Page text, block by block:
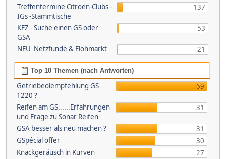
Treffentermine Citroen-Clubs -
IGs -Stammtische
137
KFZ - Suche einen GS oder
GSA
53
NEU Netzfunde & Flohmarkt 21
Top 10 Themen (nach Antworten)
Getriebeölempfehlung GS
1220 ?
69
Reifen am GS......Erfahrungen
und Frage zu Sonar Reifen
31
GSA besser als neu machen ?
31
GSpécial offer
30
Knackgeräusch in Kurven
27